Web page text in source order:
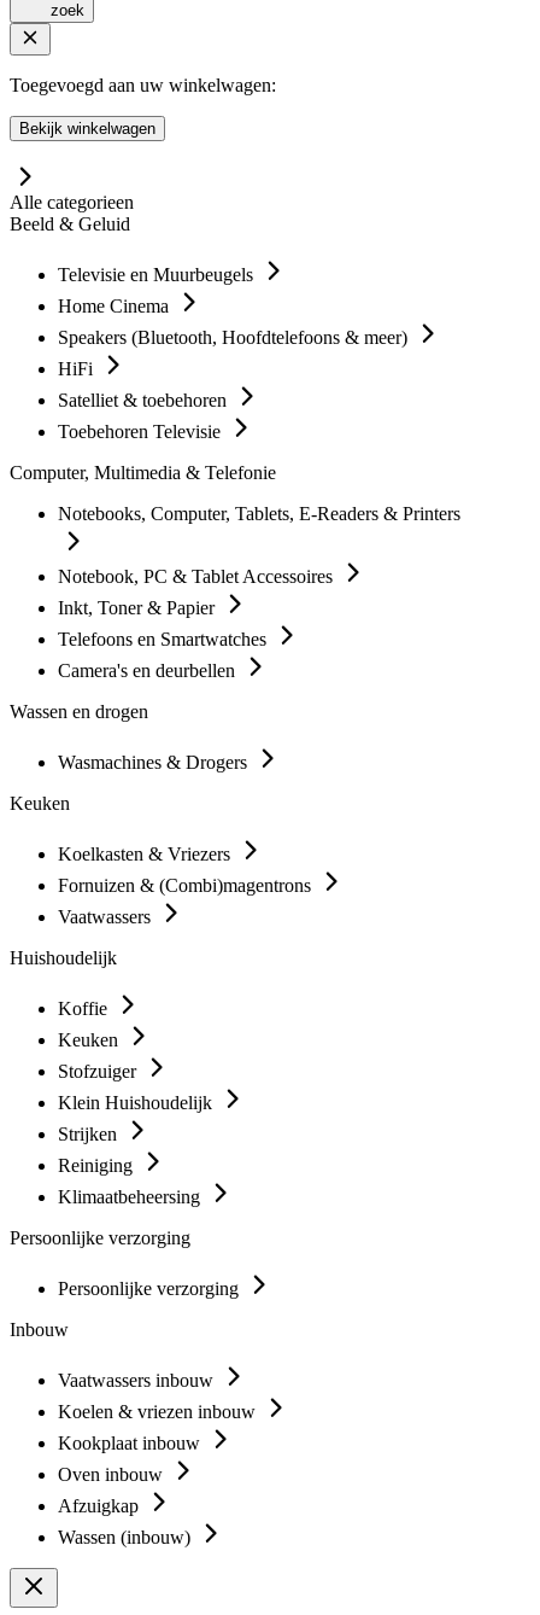
zoek
Toegevoegd aan uw winkelwagen:
Bekijk winkelwagen
Alle categorieen
Beeld & Geluid
Televisie en Muurbeugels
Home Cinema
Speakers (Bluetooth, Hoofdtelefoons & meer)
HiFi
Satelliet & toebehoren
Toebehoren Televisie
Computer, Multimedia & Telefonie
Notebooks, Computer, Tablets, E-Readers & Printers
Notebook, PC & Tablet Accessoires
Inkt, Toner & Papier
Telefoons en Smartwatches
Camera's en deurbellen
Wassen en drogen
Wasmachines & Drogers
Keuken
Koelkasten & Vriezers
Fornuizen & (Combi)magentrons
Vaatwassers
Huishoudelijk
Koffie
Keuken
Stofzuiger
Klein Huishoudelijk
Strijken
Reiniging
Klimaatbeheersing
Persoonlijke verzorging
Persoonlijke verzorging
Inbouw
Vaatwassers inbouw
Koelen & vriezen inbouw
Kookplaat inbouw
Oven inbouw
Afzuigkap
Wassen (inbouw)